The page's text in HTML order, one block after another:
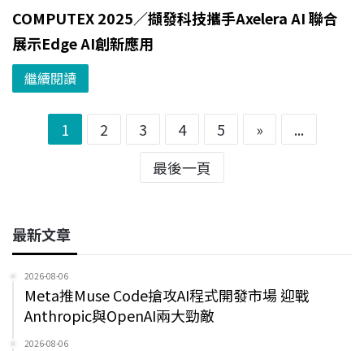
COMPUTEX 2025／擷發科技攜手Axelera AI 聯合
展示Edge AI創新應用
繼續閱讀
1 2 3 4 5 »
...
最後一頁
最新文章
2026-08-06
Meta推Muse Code搶攻AI程式開發市場 迎戰
Anthropic與OpenAI兩大勁敵
2026-08-06